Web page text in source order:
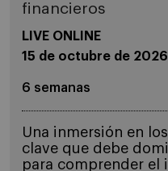
financieros
LIVE ONLINE
15 de octubre de 2026
6 semanas
Una inmersión en
clave que debe
para comprender el